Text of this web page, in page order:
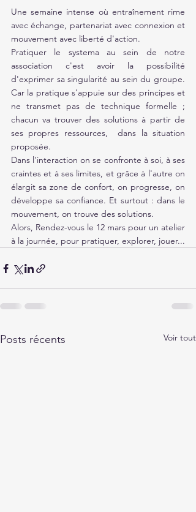
Une semaine intense où entraînement rime
avec échange, partenariat avec connexion et
mouvement avec liberté d'action.
Pratiquer le systema au sein de notre
association c'est avoir la possibilité
d'exprimer sa singularité au sein du groupe.
Car la pratique s'appuie sur des principes et
ne transmet pas de technique formelle ;
chacun va trouver des solutions à partir de
ses propres ressources,  dans la situation
proposée.
Dans l'interaction on se confronte à soi, à ses
craintes et à ses limites, et grâce à l'autre on
élargit sa zone de confort, on progresse, on
développe sa confiance. Et surtout : dans le
mouvement, on trouve des solutions.
Alors, Rendez-vous le 12 mars pour un atelier
à la journée, pour pratiquer, explorer, jouer...
Posts récents Voir tout